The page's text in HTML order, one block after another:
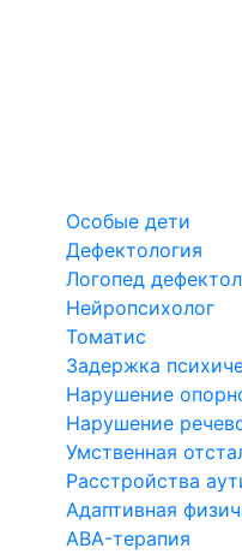
Особые дети
Дефектология
Логопед
Нейропсихолог
Томатис
Задержка
Нарушение
Нарушение
Умственная
Расстройства
Адаптивная
ABA-терапия